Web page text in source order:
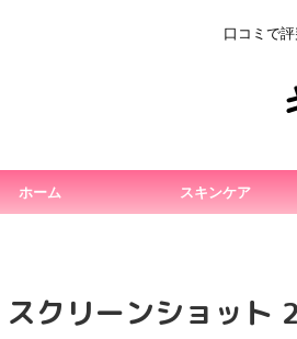
口コミで
ホーム スキンケア
スクリーンショッ